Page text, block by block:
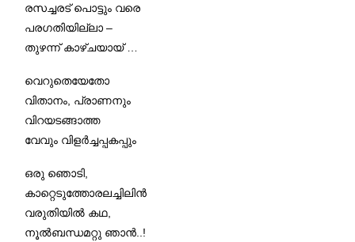
രസച്ചരട് പൊട്ടും വരെ
പരഗതിയില്ലാ –
തുഴന്ന് കാഴ്ചയായ് …
വെറുതെയേതോ
വിതാനം, പ്രാണനും
വിറയടങ്ങാത്ത
വേവും വിളർച്ചപ്പകപ്പും
ഒരു ഞൊടി,
കാറ്റെടുത്തോരലച്ചിലിൻ
വരുതിയിൽ കഥ,
നൂൽബന്ധമറ്റു ഞാൻ..!